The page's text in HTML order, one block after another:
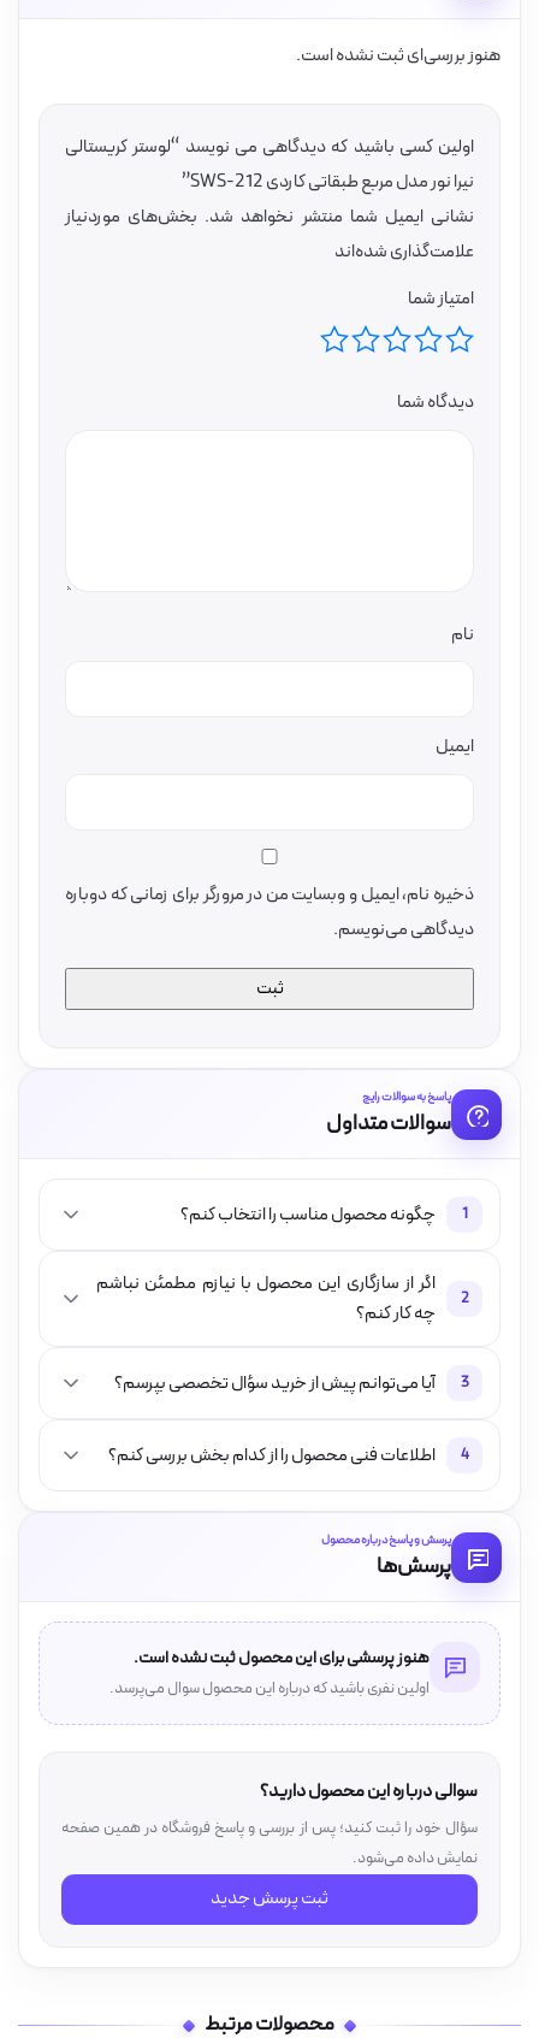
هنوز بررسی‌ای ثبت نشده است.
اولین کسی باشید که دیدگاهی می نویسد “لوستر کریستالی
نیرا نور مدل مربع طبقاتی کاردی SWS-212”
نشانی ایمیل شما منتشر نخواهد شد. بخش‌های موردنیاز
علامت‌گذاری شده‌اند
امتیاز شما
دیدگاه شما
نام
ایمیل
ذخیره نام، ایمیل و وبسایت من در مرورگر برای زمانی که دوباره
دیدگاهی می‌نویسم.
پاسخ به سوالات رایج
سوالات متداول
1 چگونه محصول مناسب را انتخاب کنم؟
2
اگر از سازگاری این محصول با نیازم مطمئن نباشم
چه کار کنم؟
3 آیا می‌توانم پیش از خرید سؤال تخصصی بپرسم؟
4 اطلاعات فنی محصول را از کدام بخش بررسی کنم؟
پرسش و پاسخ درباره محصول
پرسش‌ها
هنوز پرسشی برای این محصول ثبت نشده است.
اولین نفری باشید که درباره این محصول سوال می‌پرسد.
سوالی درباره این محصول دارید؟
سؤال خود را ثبت کنید؛ پس از بررسی و پاسخ فروشگاه در همین صفحه
نمایش داده می‌شود.
ثبت پرسش جدید
محصولات مرتبط